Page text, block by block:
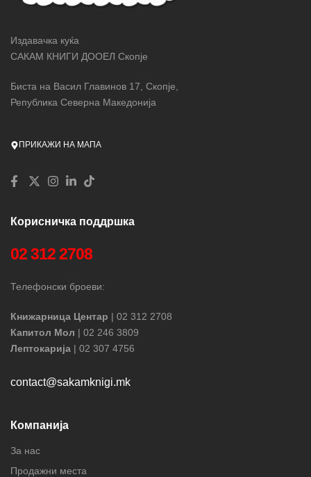
Издавачка куќа
САКАМ КНИГИ ДООЕЛ Скопје
Биста на Васил Главинов 17, Скопје,
Република Северна Македонија
ПРИКАЖИ НА МАПА
Корисничка поддршка
02 312 2708
Телефонски броеви:
Книжарница Центар | 02 312 2708
Капитол Мол | 02 246 3809
Лептокарија | 02 307 4756
contact@sakamknigi.mk
Компанија
За нас
Продажни места